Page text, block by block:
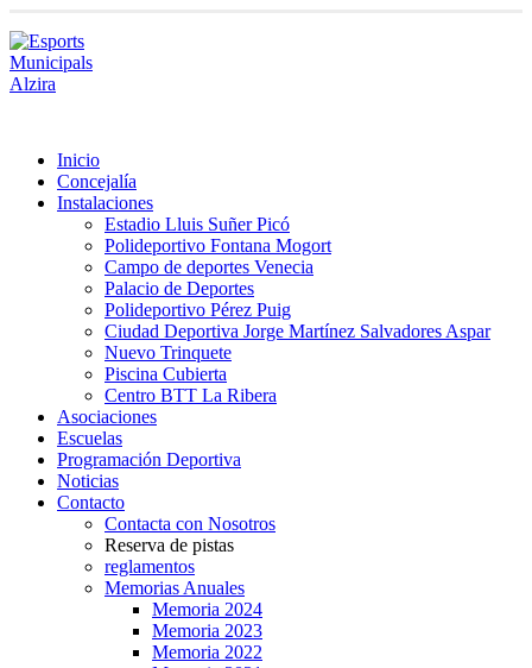
Inicio
Concejalía
Instalaciones
Estadio Lluis Suñer Picó
Polideportivo Fontana Mogort
Campo de deportes Venecia
Palacio de Deportes
Polideportivo Pérez Puig
Ciudad Deportiva Jorge Martínez Salvadores Aspar
Nuevo Trinquete
Piscina Cubierta
Centro BTT La Ribera
Asociaciones
Escuelas
Programación Deportiva
Noticias
Contacto
Contacta con Nosotros
Reserva de pistas
reglamentos
Memorias Anuales
Memoria 2024
Memoria 2023
Memoria 2022